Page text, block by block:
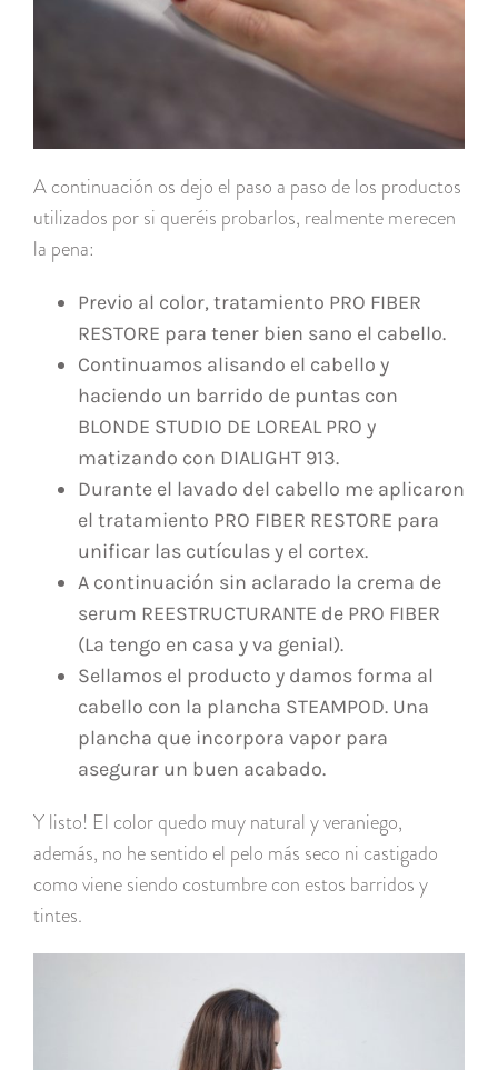
A continuación os dejo el paso a paso de los productos
utilizados por si queréis probarlos, realmente merecen
la pena:
Previo al color, tratamiento PRO FIBER
RESTORE para tener bien sano el cabello.
Continuamos alisando el cabello y
haciendo un barrido de puntas con
BLONDE STUDIO DE LOREAL PRO y
matizando con DIALIGHT 913.
Durante el lavado del cabello me aplicaron
el tratamiento PRO FIBER RESTORE para
unificar las cutículas y el cortex.
A continuación sin aclarado la crema de
serum REESTRUCTURANTE de PRO FIBER
(La tengo en casa y va genial).
Sellamos el producto y damos forma al
cabello con la plancha STEAMPOD. Una
plancha que incorpora vapor para
asegurar un buen acabado.
Y listo! El color quedo muy natural y veraniego,
además, no he sentido el pelo más seco ni castigado
como viene siendo costumbre con estos barridos y
tintes.